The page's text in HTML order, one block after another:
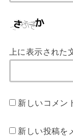
上に表示された
新しいコメン
新しい投稿を